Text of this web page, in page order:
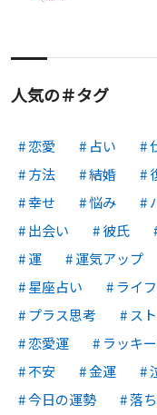
人気の＃タグ
恋愛 占い
方法
結婚
幸せ
悩み
出会い
彼氏
運
運気アップ
星座占い
ライ
プラス思考
ス
恋愛運
ラッキ
不安
金運
今日の運勢
落